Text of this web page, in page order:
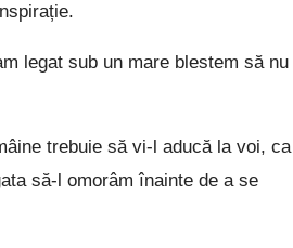
legat sub un mare blestem să nu
trebuie să vi-l aducă la voi, ca
să-l omorâm înainte de a se